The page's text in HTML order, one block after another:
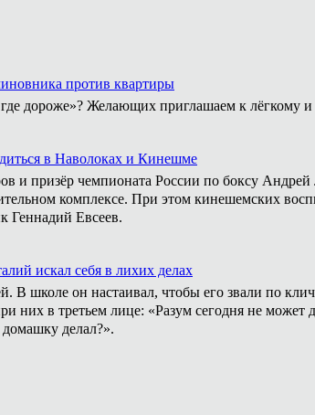
против квартиры
дороже»? Желающих приглашаем к
в Наволоках и Кинешме
и призёр чемпионата России по боксу
комплексе. При этом кинешемских
Геннадий Евсеев.
искал себя в лихих делах
В школе он настаивал, чтобы его звали по
них в третьем лице: «Разум сегодня не
домашку делал?».